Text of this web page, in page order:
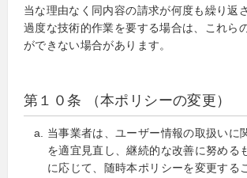
当な理由なく同内容の請求が何度も繰り返
過度な技術的作業を要する場合は、これら
ができない場合があります。
第１０条 （本ポリシーの変更）
当事業者は、ユーザー情報の取扱いに
を適宜見直し、継続的な改善に努める
に応じて、随時本ポリシーを変更する